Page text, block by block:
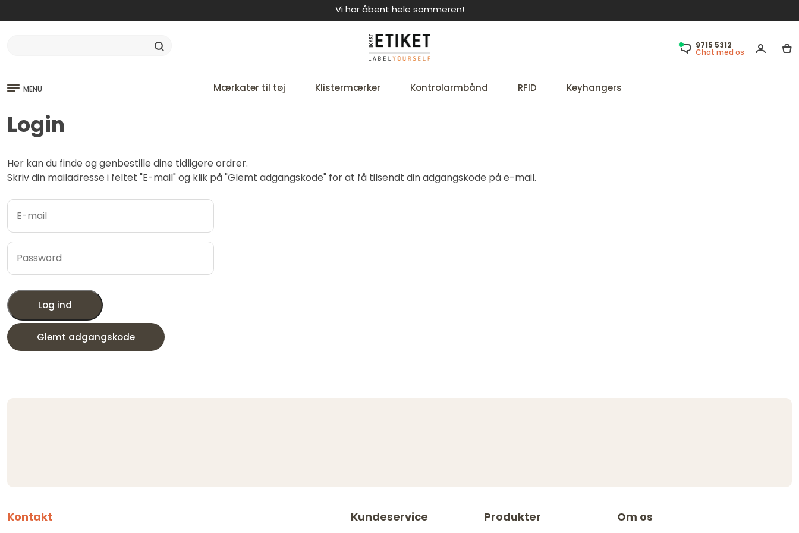
Vi har åbent hele sommeren!
9715 5312
Chat med os
MENU Mærkater til tøj Klistermærker Kontrolarmbånd RFID Keyhangers
Login
Her kan du finde og genbestille dine tidligere ordrer.
Skriv din mailadresse i feltet "E-mail" og klik på "Glemt adgangskode" for at få tilsendt din adgangskode på e-mail.
Log ind
Glemt adgangskode
Kontakt Kundeservice Produkter Om os